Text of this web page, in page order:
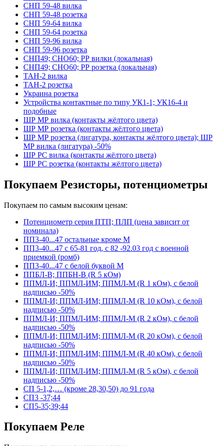
СНП 59-48 вилка
СНП 59-48 розетка
СНП 59-64 вилка
СНП 59-64 розетка
СНП 59-96 вилка
СНП 59-96 розетка
СНП49; СНО60; РР вилки (локальная)
СНП49; СНО60; РР розетка (локальная)
ТАН-2 вилка
ТАН-2 розетка
Украина розетка
Устройства контактные по типу УК1-1; УК16-4 и
подобные
ШР МР вилка (контакты жёлтого цвета)
ШР МР розетка (контакты жёлтого цвета)
ШР МР розетка (лигатура, контакты жёлтого цвета); ШР
МР вилка (лигатура) -50%
ШР РС вилка (контакты жёлтого цвета)
ШР РС розетка (контакты жёлтого цвета)
Покупаем Резисторы, потенциометры
Покупаем по самым высоким ценам:
Потенциометр серия ПТП; ПЛП (цена зависит от
номинала)
ПП3-40...47 остальные кроме М
ПП3-40...47 с 65-81 год, с 82 -92.03 год с военной
приемкой (ромб)
ПП3-40...47 с белой буквой М
ППБЛ-В; ППБН-В (R 5 кОм)
ППМЛ-И; ППМЛ-ИМ; ППМЛ-М (R 1 кОм), с белой
надписью -50%
ППМЛ-И; ППМЛ-ИМ; ППМЛ-М (R 10 кОм), с белой
надписью -50%
ППМЛ-И; ППМЛ-ИМ; ППМЛ-М (R 2 кОм), с белой
надписью -50%
ППМЛ-И; ППМЛ-ИМ; ППМЛ-М (R 20 кОм), с белой
надписью -50%
ППМЛ-И; ППМЛ-ИМ; ППМЛ-М (R 40 кОм), с белой
надписью -50%
ППМЛ-И; ППМЛ-ИМ; ППМЛ-М (R 5 кОм), с белой
надписью -50%
СП 5-1,2,… (кроме 28,30,50) до 91 года
СП3 -37;44
СП5-35;39;44
Покупаем Реле